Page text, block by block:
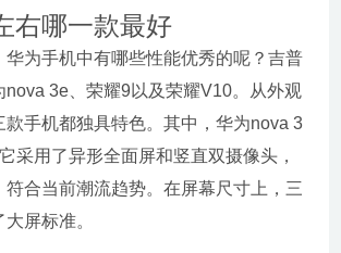
右哪一款最好
华为手机中有哪些性能优秀的呢？吉普
nova 3e、荣耀9以及荣耀V10。从外观
款手机都独具特色。其中，华为nova 3
采用了异形全面屏和竖直双摄像头，
符合当前潮流趋势。在屏幕尺寸上，三
屏标准。